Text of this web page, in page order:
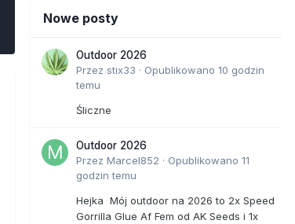
Nowe posty
Outdoor 2026
Przez stix33 · Opublikowano 10 godzin
temu
Śliczne
Outdoor 2026
Przez Marcel852 · Opublikowano 11
godzin temu
Hejka Mój outdoor na 2026 to 2x Speed
Gorrilla Glue Af Fem od AK Seeds i 1x